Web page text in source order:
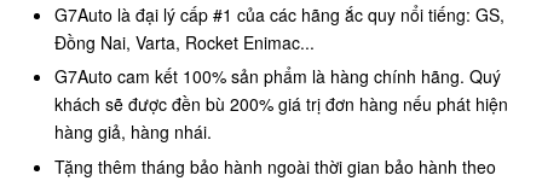
G7Auto là đại lý cấp #1 của các hãng ắc quy nổi tiếng: GS,
Đồng Nai, Varta, Rocket Enimac...
G7Auto cam kết 100% sản phẩm là hàng chính hãng. Quý
khách sẽ được đền bù 200% giá trị đơn hàng nếu phát hiện
hàng giả, hàng nhái.
Tặng thêm tháng bảo hành ngoài thời gian bảo hành theo